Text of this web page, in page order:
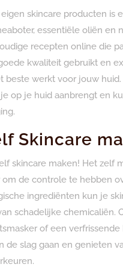
skincare producten is
essentiële oliën
recepten online die
kwaliteit gebruikt en
beste werkt voor jouw
op je huid aanbrengt en
Skincare
skincare maken! Het zelf
de controle te hebben
ingrediënten kun je
schadelijke
of een
de slag gaan en genieten